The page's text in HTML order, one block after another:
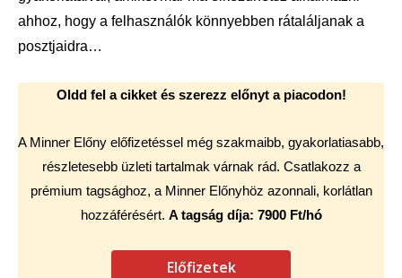
ahhoz, hogy a felhasználók könnyebben rátaláljanak a
posztjaidra…
Oldd fel a cikket és szerezz előnyt a piacodon!
A Minner Előny előfizetéssel még szakmaibb, gyakorlatiasabb,
részletesebb üzleti tartalmak várnak rád. Csatlakozz a
prémium tagsághoz, a Minner Előnyhöz azonnali, korlátlan
hozzáférésért. A tagság díja: 7900 Ft/hó
Előfizetek